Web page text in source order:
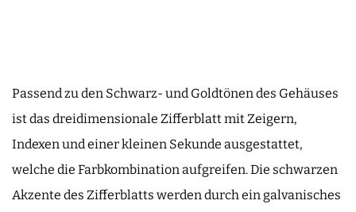
Passend zu den Schwarz- und Goldtönen des Gehäuses
ist das dreidimensionale Zifferblatt mit Zeigern,
Indexen und einer kleinen Sekunde ausgestattet,
welche die Farbkombination aufgreifen. Die schwarzen
Akzente des Zifferblatts werden durch ein galvanisches